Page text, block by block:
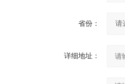
省份：
详细地址：